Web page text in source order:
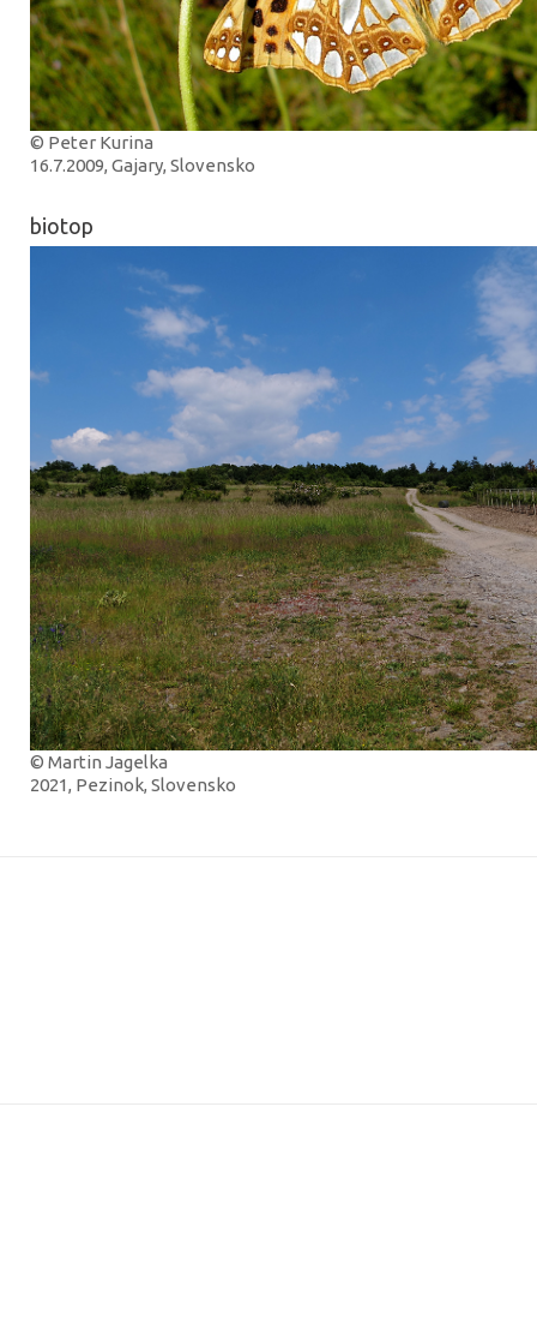
© Peter Kurina
16.7.2009, Gajary, Slovensko
biotop
© Martin Jagelka
2021, Pezinok, Slovensko